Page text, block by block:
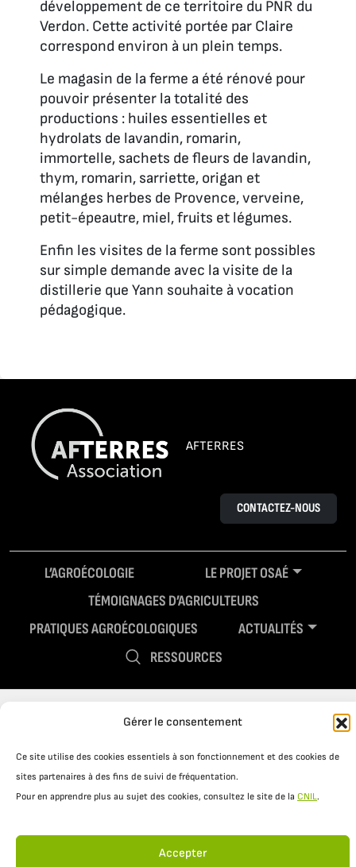
Gérer le consentement
Ce site utilise des cookies essentiels à son fonctionnement et des cookies de
sites partenaires à des fins de suivi de fréquentation.
Pour en apprendre plus au sujet des cookies, consultez le site de la CNIL.
Accepter
développement de ce territoire du PNR du
Verdon. Cette activité portée par Claire
correspond environ à un plein temps.
Le magasin de la ferme a été rénové pour
pouvoir présenter la totalité des
productions : huiles essentielles et
hydrolats de lavandin, romarin,
immortelle, sachets de fleurs de lavandin,
thym, romarin, sarriette, origan et
mélanges herbes de Provence, verveine,
petit-épeautre, miel, fruits et légumes.
Enfin les visites de la ferme sont possibles
sur simple demande avec la visite de la
distillerie que Yann souhaite à vocation
pédagogique.
AFTERRES
CONTACTEZ-NOUS
L’AGROÉCOLOGIE
LE PROJET OSAÉ
TÉMOIGNAGES D’AGRICULTEURS
PRATIQUES AGROÉCOLOGIQUES
ACTUALITÉS
RESSOURCES